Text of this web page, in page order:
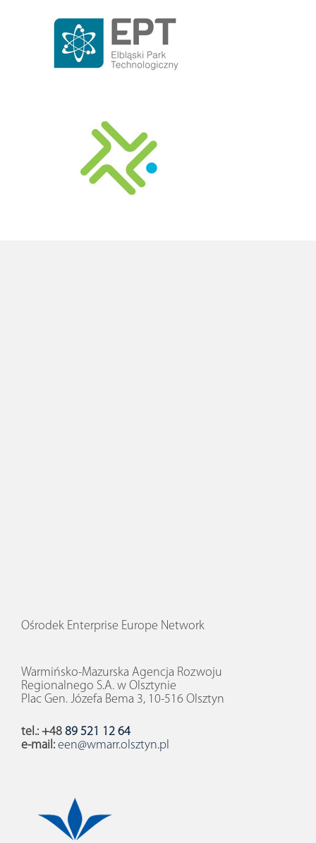
Ośrodek Enterprise Europe Network
Warmińsko-Mazurska Agencja Rozwoju
Regionalnego S.A. w Olsztynie
Plac Gen. Józefa Bema 3, 10-516 Olsztyn
tel.: +48 89 521 12 64
e-mail: een@wmarr.olsztyn.pl